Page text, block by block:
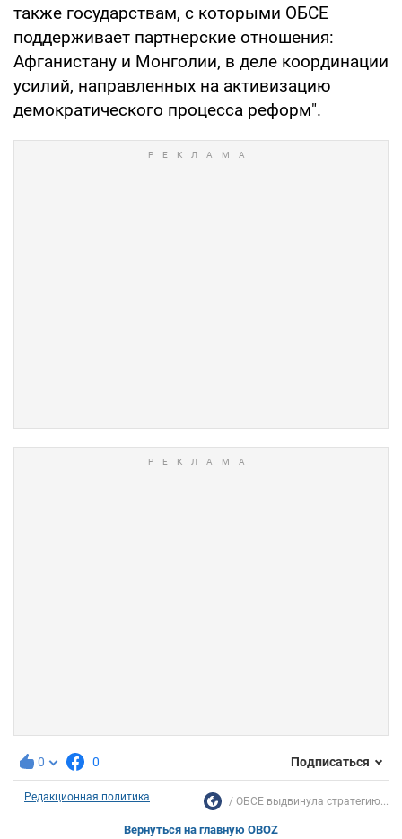
также государствам, с которыми ОБСЕ
поддерживает партнерские отношения:
Афганистану и Монголии, в деле координации
усилий, направленных на активизацию
демократического процесса реформ".
0 0 Подписаться
Редакционная политика ОБСЕ выдвинула стратегию...
Вернуться на главную OBOZ